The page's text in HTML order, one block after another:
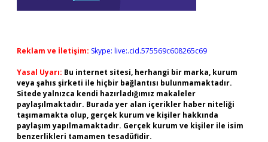
Reklam ve İletişim: Skype: live:.cid.575569c608265c69
Yasal Uyarı: Bu internet sitesi, herhangi bir marka, kurum
veya şahıs şirketi ile hiçbir bağlantısı bulunmamaktadır.
Sitede yalnızca kendi hazırladığımız makaleler
paylaşılmaktadır. Burada yer alan içerikler haber niteliği
taşımamakta olup, gerçek kurum ve kişiler hakkında
paylaşım yapılmamaktadır. Gerçek kurum ve kişiler ile isim
benzerlikleri tamamen tesadüfidir.